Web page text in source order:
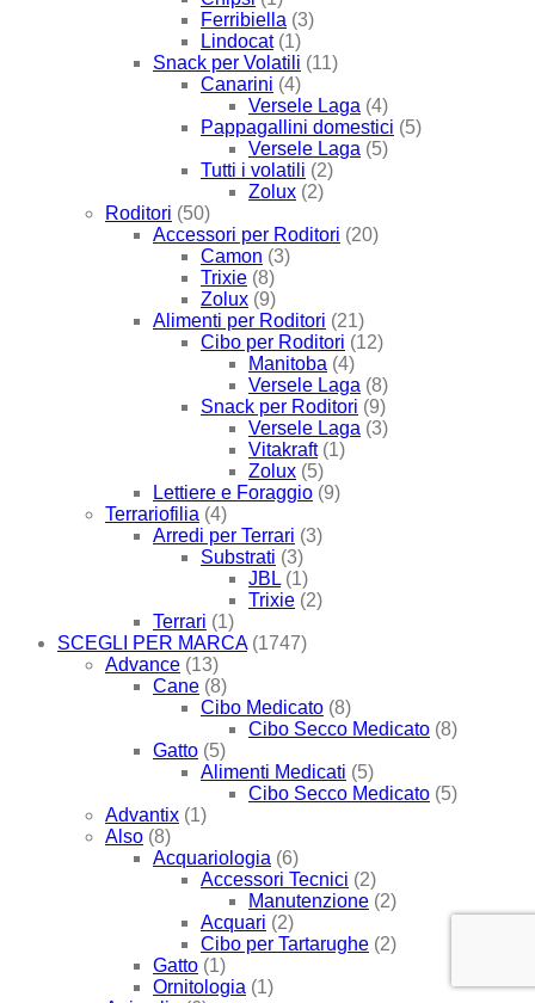
Ferribiella (3)
Lindocat (1)
Snack per Volatili (11)
Canarini (4)
Versele Laga (4)
Pappagallini domestici (5)
Versele Laga (5)
Tutti i volatili (2)
Zolux (2)
Roditori (50)
Accessori per Roditori (20)
Camon (3)
Trixie (8)
Zolux (9)
Alimenti per Roditori (21)
Cibo per Roditori (12)
Manitoba (4)
Versele Laga (8)
Snack per Roditori (9)
Versele Laga (3)
Vitakraft (1)
Zolux (5)
Lettiere e Foraggio (9)
Terrariofilia (4)
Arredi per Terrari (3)
Substrati (3)
JBL (1)
Trixie (2)
Terrari (1)
SCEGLI PER MARCA (1747)
Advance (13)
Cane (8)
Cibo Medicato (8)
Cibo Secco Medicato (8)
Gatto (5)
Alimenti Medicati (5)
Cibo Secco Medicato (5)
Advantix (1)
Also (8)
Acquariologia (6)
Accessori Tecnici (2)
Manutenzione (2)
Acquari (2)
Cibo per Tartarughe (2)
Gatto (1)
Ornitologia (1)